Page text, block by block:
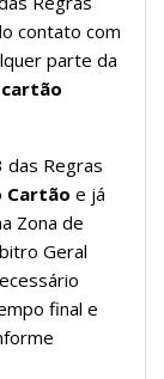
contato com
parte da
cartão
das Regras
Cartão e já
Zona de
Geral
final e